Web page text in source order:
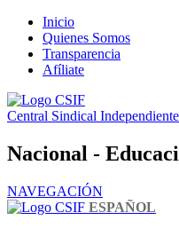
Inicio
Quienes Somos
Transparencia
Afíliate
Central Sindical
Nacional -
NAVEGACIÓN
ESPAÑOL